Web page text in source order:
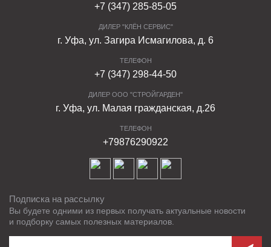
+7 (347) 285-85-05
ДИЛЕР "КЛЁН СЕРВИС"
г. Уфа, ул. Загира Исмагилова, д. 6
ТЕЛЕФОН
+7 (347) 298-44-50
ДИЛЕР ООО "СТРОЙГАРДЕН"
г. Уфа, ул. Малая гражданская, д.26
ТЕЛЕФОН
+79876290922
Подписка на рассылку
Вы будете одними из первых получать актуальные новости
и подборку самых полезных материалов.